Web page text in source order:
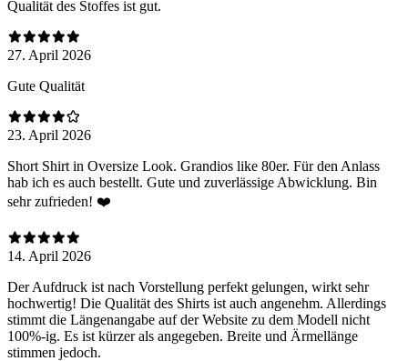
Qualität des Stoffes ist gut.
27. April 2026
Gute Qualität
23. April 2026
Short Shirt in Oversize Look. Grandios like 80er. Für den Anlass
hab ich es auch bestellt. Gute und zuverlässige Abwicklung. Bin
sehr zufrieden! ❤️
14. April 2026
Der Aufdruck ist nach Vorstellung perfekt gelungen, wirkt sehr
hochwertig! Die Qualität des Shirts ist auch angenehm. Allerdings
stimmt die Längenangabe auf der Website zu dem Modell nicht
100%-ig. Es ist kürzer als angegeben. Breite und Ärmellänge
stimmen jedoch.